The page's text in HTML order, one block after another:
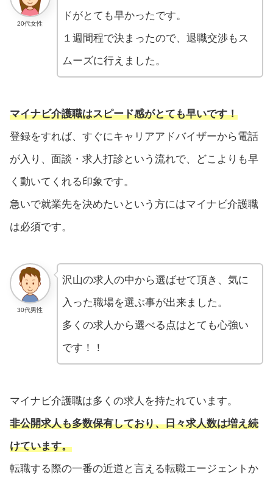
20代女性
ドがとても早かったです。
１週間程で決まったので、退職交渉もス
ムーズに行えました。
マイナビ介護職はスピード感がとても早いです！
登録をすれば、すぐにキャリアアドバイザーから電話
が入り、面談・求人打診という流れで、どこよりも早
く動いてくれる印象です。
急いで就業先を決めたいという方にはマイナビ介護職
は必須です。
30代男性
沢山の求人の中から選ばせて頂き、気に
入った職場を選ぶ事が出来ました。
多くの求人から選べる点はとても心強い
です！！
マイナビ介護職は多くの求人を持たれています。
非公開求人も多数保有しており、日々求人数は増え続
けています。
転職する際の一番の近道と言える転職エージェントか